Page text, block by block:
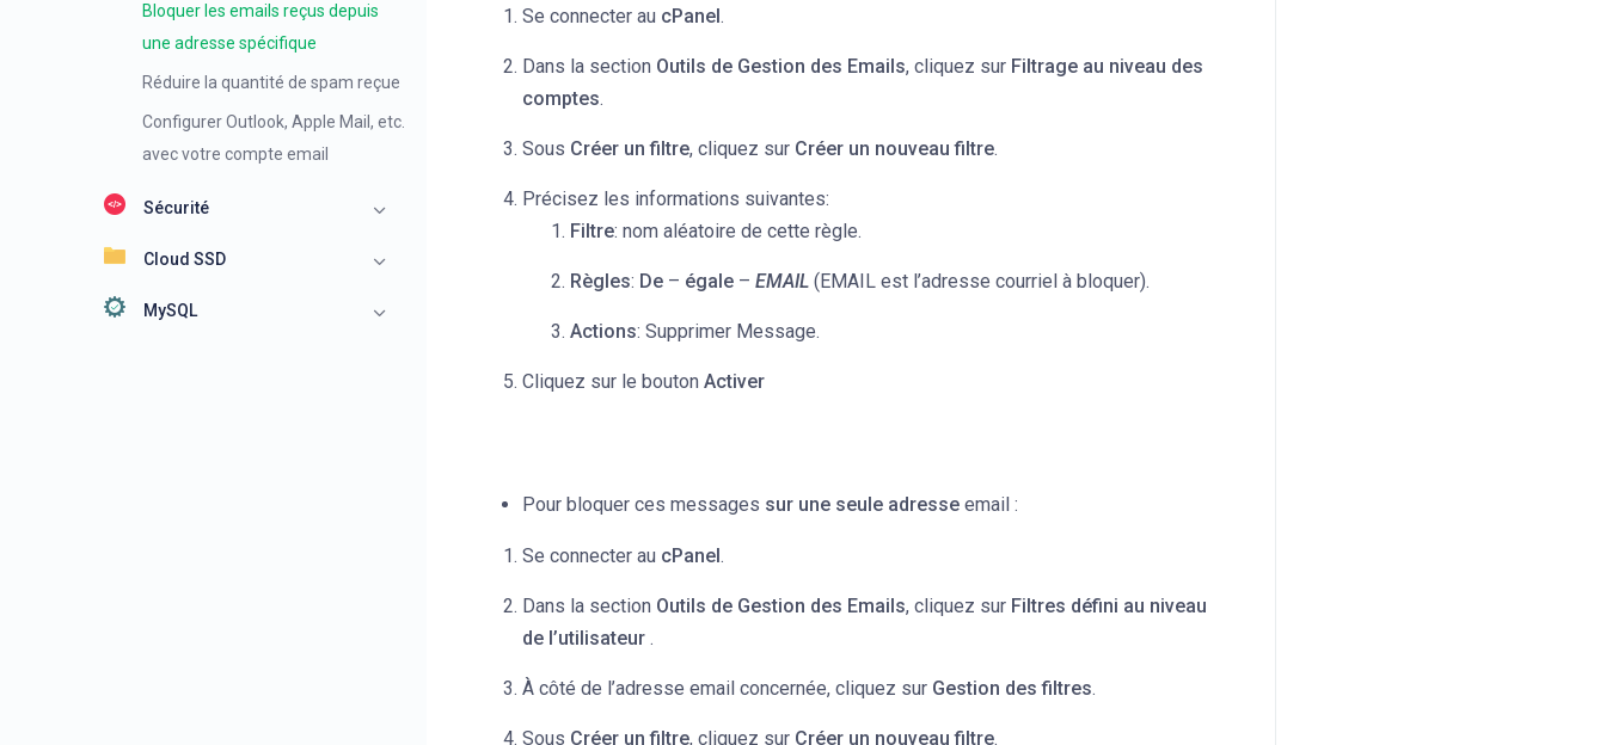
Bloquer les emails reçus depuis
une adresse spécifique
Réduire la quantité de spam reçue
Configurer Outlook, Apple Mail, etc.
avec votre compte email
Sécurité
Cloud SSD
MySQL
Se connecter au cPanel.
Dans la section Outils de Gestion des Emails, cliquez sur Filtrage au niveau des
comptes.
Sous Créer un filtre, cliquez sur Créer un nouveau filtre.
Précisez les informations suivantes:
Filtre: nom aléatoire de cette règle.
Règles: De – égale – EMAIL (EMAIL est l’adresse courriel à bloquer).
Actions: Supprimer Message.
Cliquez sur le bouton Activer
Pour bloquer ces messages sur une seule adresse email :
Se connecter au cPanel.
Dans la section Outils de Gestion des Emails, cliquez sur Filtres défini au niveau
de l’utilisateur .
À côté de l’adresse email concernée, cliquez sur Gestion des filtres.
Sous Créer un filtre, cliquez sur Créer un nouveau filtre.